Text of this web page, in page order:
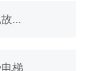
上一篇：智慧电梯如何实现故障及时响应
梯